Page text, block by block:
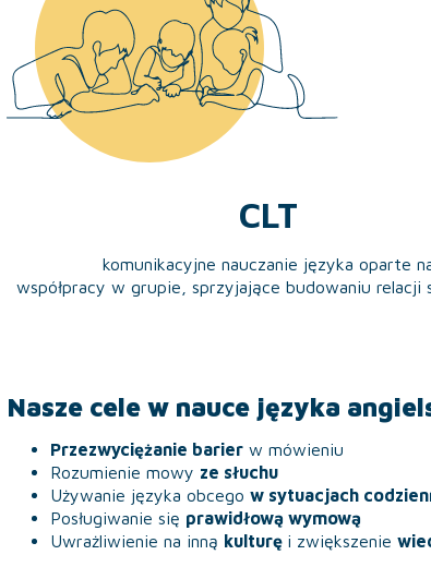
CLT
komunikacyjne nauczanie języka oparte
współpracy w grupie, sprzyjające budowaniu relacji
Nasze cele w nauce języka
Przezwyciężanie barier w mówieniu
Rozumienie mowy ze słuchu
Używanie języka obcego w sytuacjach
Posługiwanie się prawidłową wymową
Uwrażliwienie na inną kulturę i zwiększenie